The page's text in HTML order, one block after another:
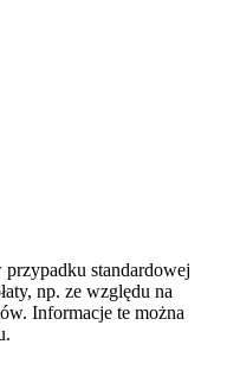
standardowej
np. ze względu na
Informacje te można